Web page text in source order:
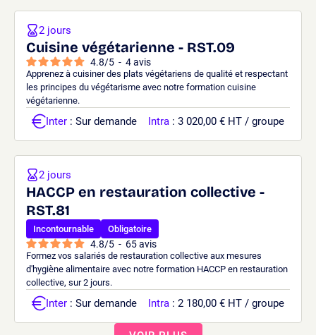
Cuisine végétarienne - RST.09
4.8/5 - 4avis
Apprenez à cuisiner des plats végétariens de qualité et respectant
les principes du végétarisme avec notre formation cuisine
végétarienne.
2 jours
Inter : Sur demande Intra : 3 020,00 € HT / groupe
HACCP en restauration collective -
RST.81
Incontournable Obligatoire
4.8/5 - 65avis
Formez vos salariés de restauration collective aux mesures
d'hygiène alimentaire avec notre formation HACCP en restauration
collective, sur 2 jours.
2 jours
Inter : Sur demande Intra : 2 180,00 € HT / groupe